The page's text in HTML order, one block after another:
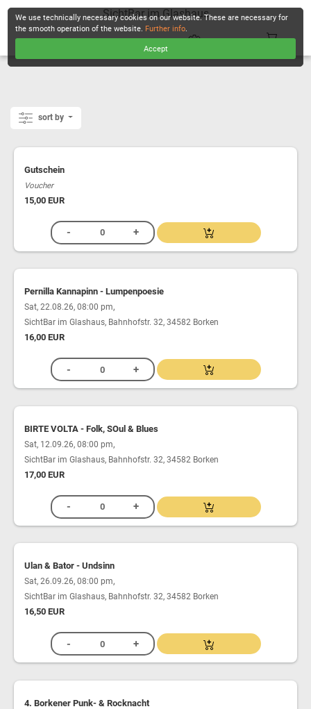
SichtBar im Glashaus
sort by
Gutschein
Voucher
15,00 EUR
Pernilla Kannapinn - Lumpenpoesie
Sat, 22.08.26, 08:00 pm,
SichtBar im Glashaus, Bahnhofstr. 32, 34582 Borken
16,00 EUR
BIRTE VOLTA - Folk, SOul & Blues
Sat, 12.09.26, 08:00 pm,
SichtBar im Glashaus, Bahnhofstr. 32, 34582 Borken
17,00 EUR
Ulan & Bator - Undsinn
Sat, 26.09.26, 08:00 pm,
SichtBar im Glashaus, Bahnhofstr. 32, 34582 Borken
16,50 EUR
4. Borkener Punk- & Rocknacht
We use technically necessary cookies on our website. These are necessary for
the smooth operation of the website. Further info.
Accept